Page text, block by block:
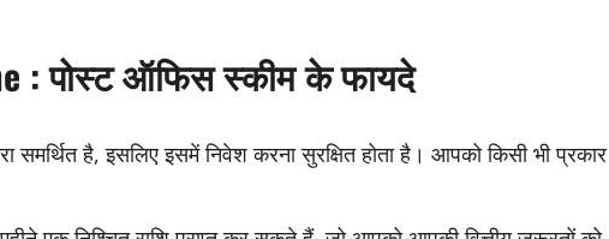
:पोस्ट ऑफिस स्कीम के फायदे
समर्थित है, इसलिए इसमें निवेश करना सुरक्षित होता है। आपको किसी भी प्रकार